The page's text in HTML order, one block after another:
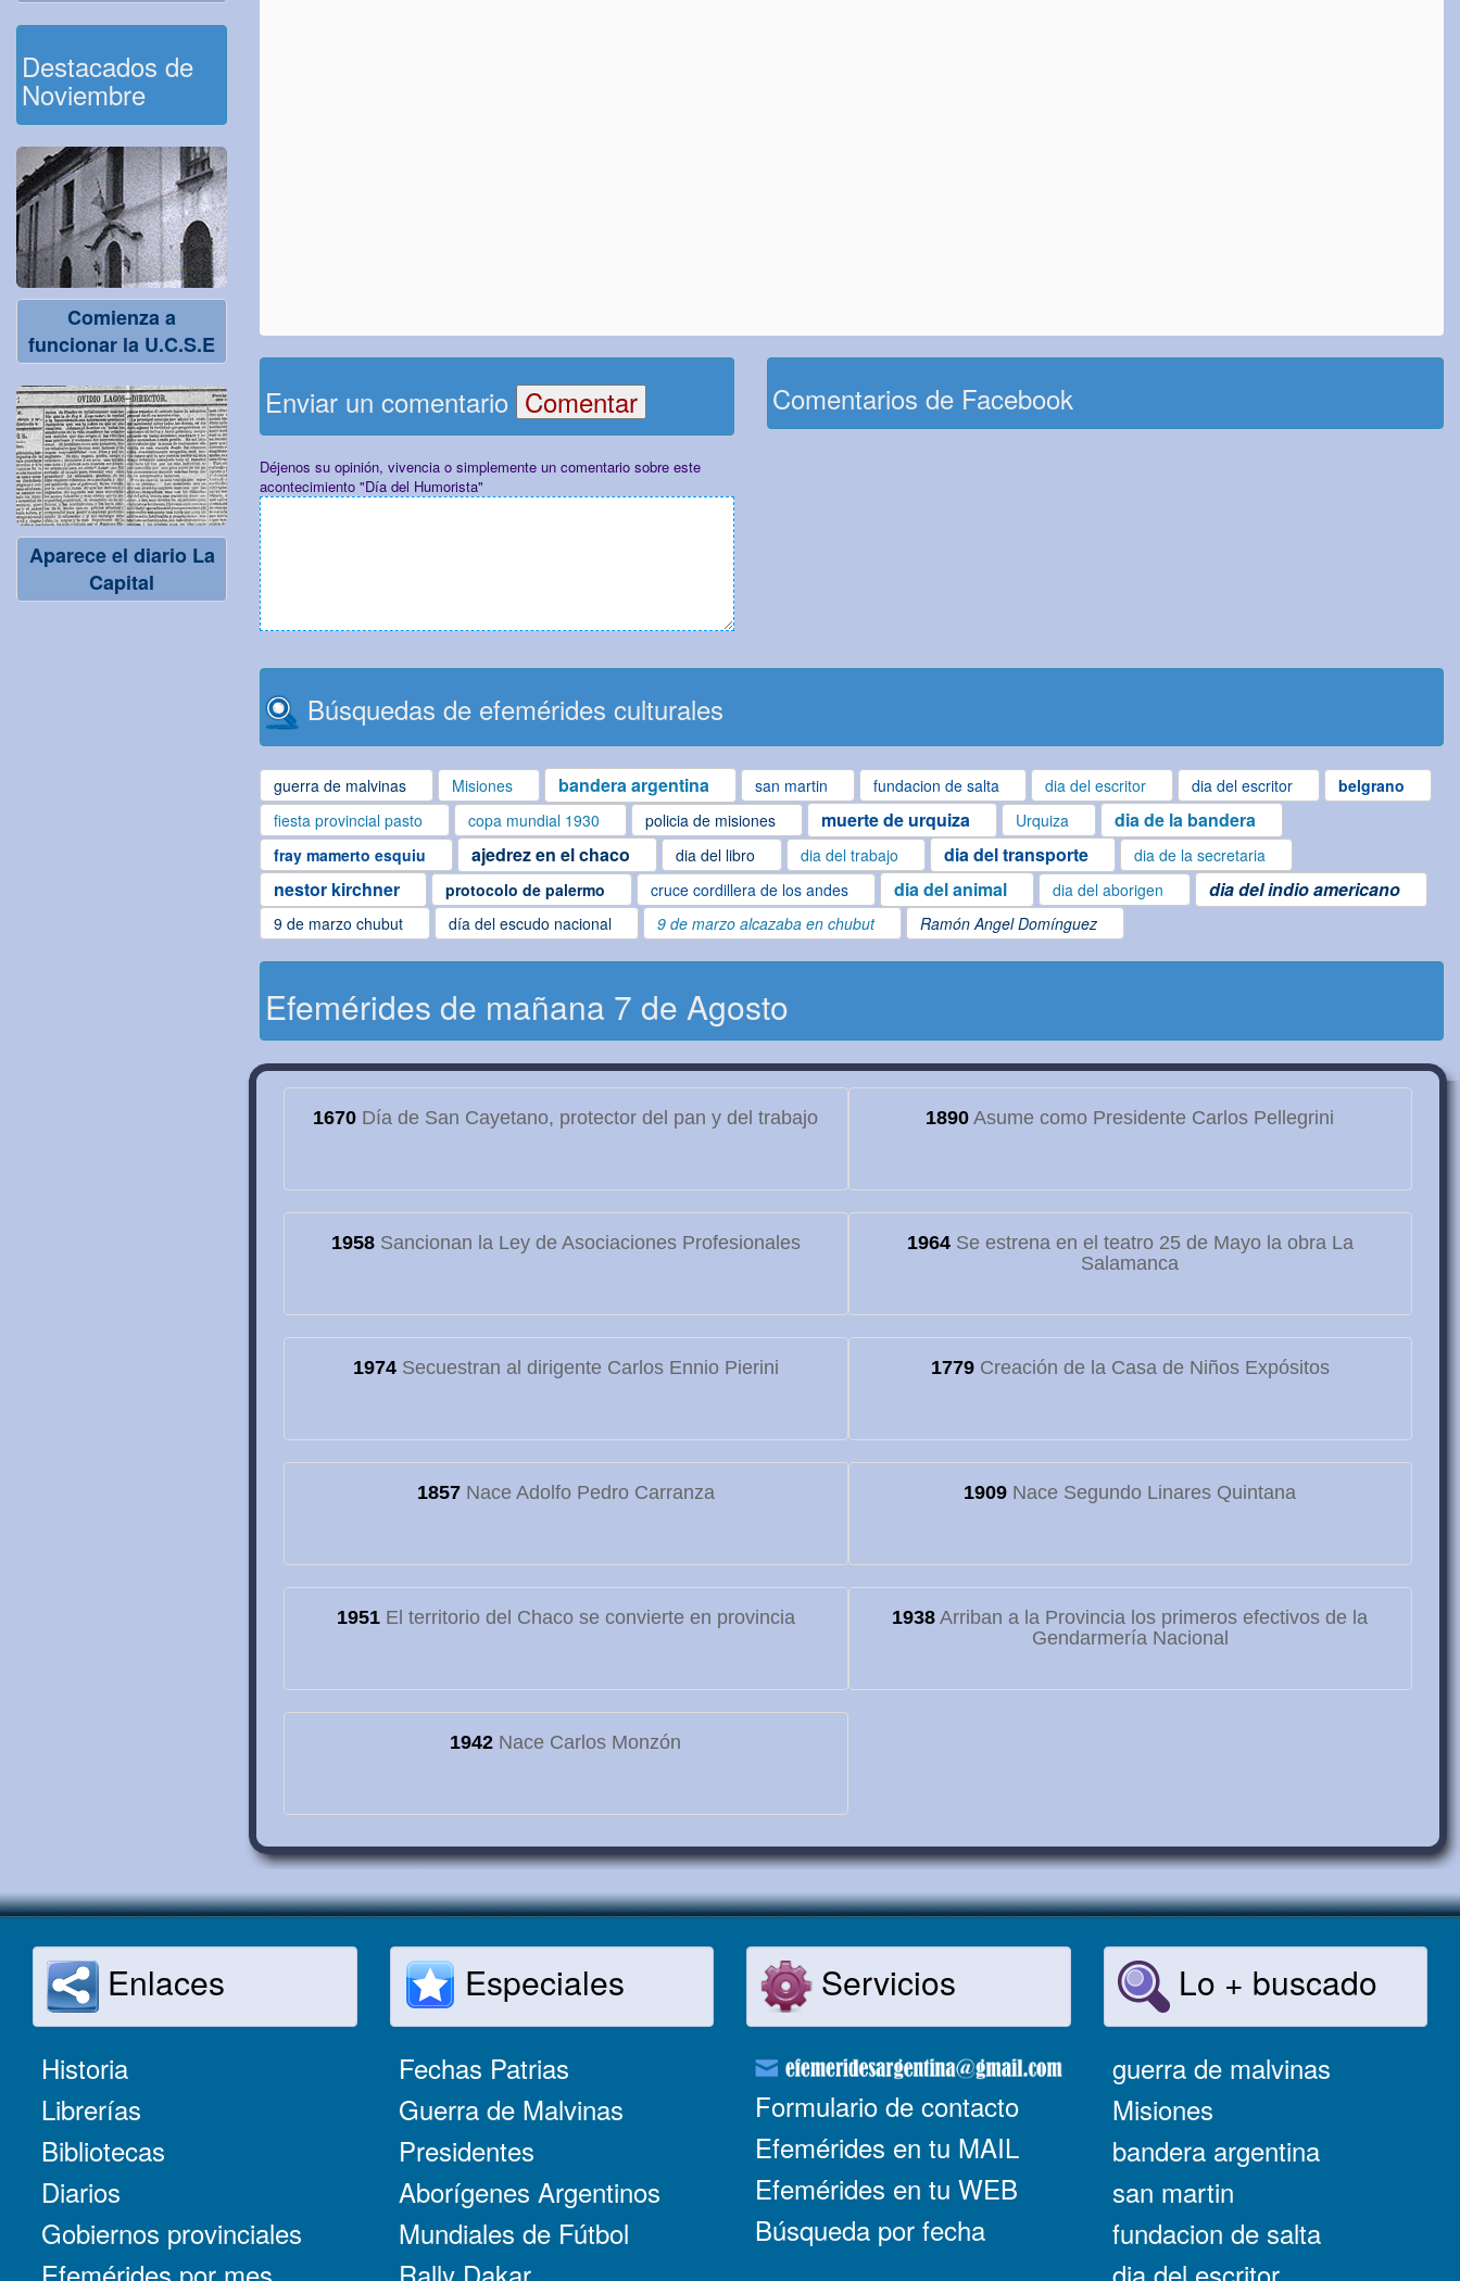
Destacados de
Noviembre
Comienza a
funcionar la U.C.S.E
Aparece el diario La
Capital
Enviar un comentario
Déjenos su opinión, vivencia o simplemente un comentario sobre este
acontecimiento "Día del Humorista"
Comentarios de Facebook
Búsquedas de efemérides culturales
guerra de malvinas Misiones bandera argentina san martin fundacion de salta dia del escritor dia del escritor
belgrano
fiesta provincial pasto
copa mundial 1930 policia de misiones muerte de urquiza Urquiza dia de la bandera
fray mamerto esquiu ajedrez en el chaco dia del libro dia del trabajo dia del transporte dia de la secretaria
nestor kirchner protocolo de palermo cruce cordillera de los andes dia del animal dia del aborigen dia del indio americano
9 de marzo chubut día del escudo nacional 9 de marzo alcazaba en chubut Ramón Angel Domínguez
Efemérides de mañana 7 de Agosto
1670 Día de San Cayetano, protector del pan y del trabajo 1890 Asume como Presidente Carlos Pellegrini
1958Sancionan la Ley de Asociaciones Profesionales 1964Se estrena en el teatro 25 de Mayo la obra La
Salamanca
1974Secuestran al dirigente Carlos Ennio Pierini 1779Creación de la Casa de Niños Expósitos
1857Nace Adolfo Pedro Carranza 1909 Nace Segundo Linares Quintana
1951El territorio del Chaco se convierte en provincia 1938 Arriban a la Provincia los primeros efectivos de la
Gendarmería Nacional
1942 Nace Carlos Monzón
Enlaces
Historia
Librerías
Bibliotecas
Diarios
Gobiernos provinciales
Especiales
Fechas Patrias
Guerra de Malvinas
Presidentes
Aborígenes Argentinos
Mundiales de Fútbol
Servicios
Formulario de contacto
Efemérides en tu MAIL
Efemérides en tu WEB
Búsqueda por fecha
Lo + buscado
guerra de malvinas
Misiones
bandera argentina
san martin
fundacion de salta